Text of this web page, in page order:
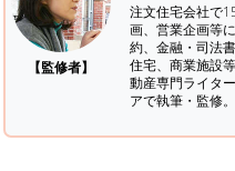
【監修者】
注文住宅会社で
画、営業企画等
約、金融・司法
住宅、商業施設
動産専門ライタ
アで執筆・監修。